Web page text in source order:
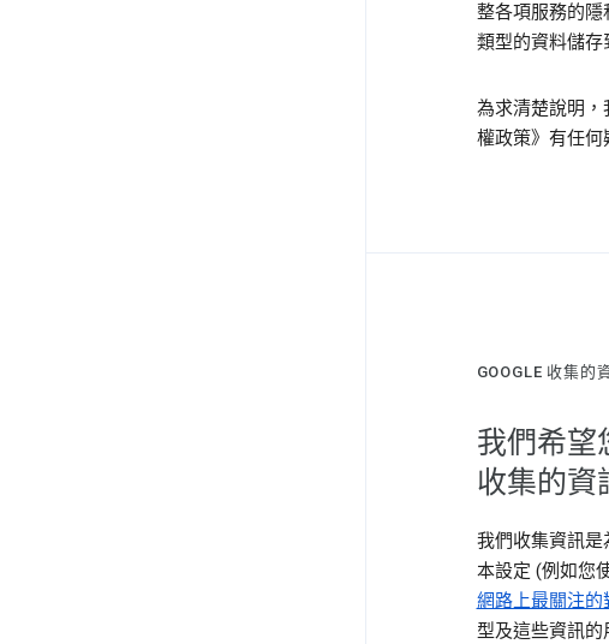
整各項服務的隱
類型的資料儲存
為求清楚說明，
權政策》有任何
GOOGLE 收集的
我們希望
收集的資
我們收集資訊
本設定 (例如您
網路上最關注的
型及這些資訊的